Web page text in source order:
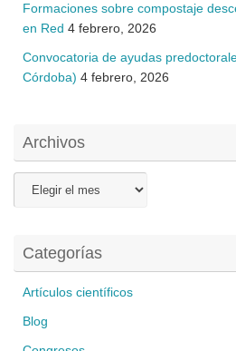
Formaciones sobre compostaje
en Red 4 febrero, 2026
Convocatoria de ayudas
Córdoba) 4 febrero, 2026
Archivos
Categorías
Artículos científicos
Blog